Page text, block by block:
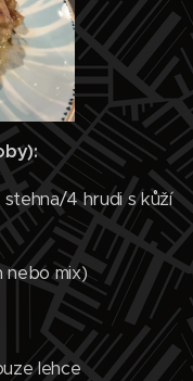
stehna/4 hrudi s kůží
nebo mix)
lehce